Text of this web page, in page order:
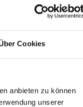
Cookies
anbieten zu können
unserer